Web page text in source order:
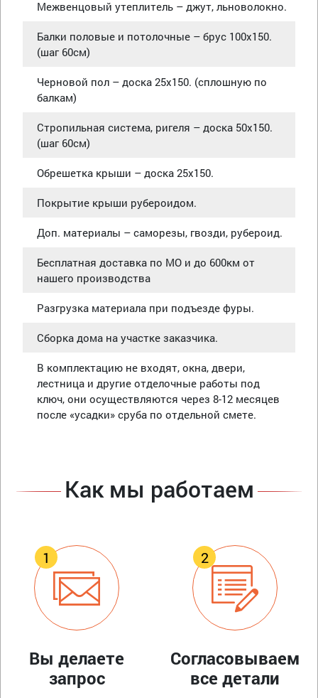
Межвенцовый утеплитель – джут, льноволокно.
Балки половые и потолочные – брус 100х150.
(шаг 60см)
Черновой пол – доска 25х150. (сплошную по
балкам)
Стропильная система, ригеля – доска 50х150.
(шаг 60см)
Обрешетка крыши – доска 25х150.
Покрытие крыши рубероидом.
Доп. материалы – саморезы, гвозди, рубероид.
Бесплатная доставка по МО и до 600км от
нашего производства
Разгрузка материала при подъезде фуры.
Сборка дома на участке заказчика.
В комплектацию не входят, окна, двери,
лестница и другие отделочные работы под
ключ, они осуществляются через 8-12 месяцев
после «усадки» сруба по отдельной смете.
Как мы работаем
Вы делаете
запрос
Согласовываем
все детали